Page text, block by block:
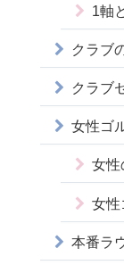
1軸
クラブ
クラブ
女性ゴ
女性
女性
本番ラ